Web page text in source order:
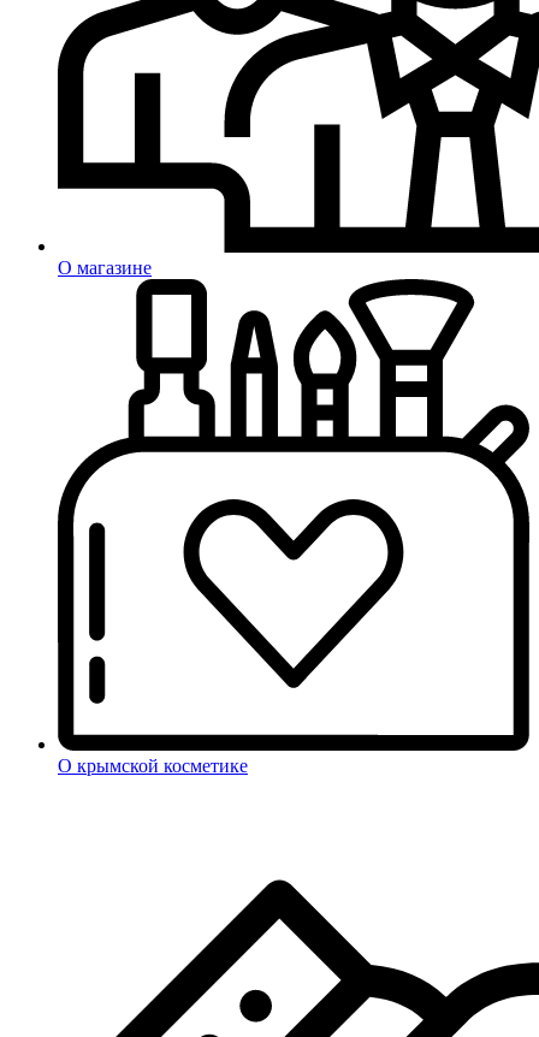
О магазине
О крымской косметике